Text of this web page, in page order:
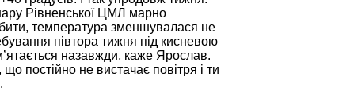
Рівненської ЦМЛ марно
температура зменшувалася не
півтора тижня під кисневою
назавжди, каже Ярослав.
що постійно не вистачає повітря і ти